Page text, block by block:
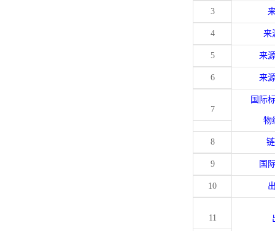
3
4 来
5 来
6 来
7
国际
物
8
9 国
10
11